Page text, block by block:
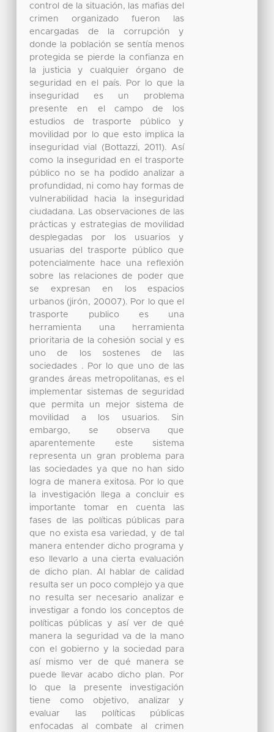
control de la situación, las mafias del
crimen organizado fueron las
encargadas de la corrupción y
donde la población se sentía menos
protegida se pierde la confianza en
la justicia y cualquier órgano de
seguridad en el país. Por lo que la
inseguridad es un problema
presente en el campo de los
estudios de trasporte público y
movilidad por lo que esto implica la
inseguridad vial (Bottazzi, 2011). Así
como la inseguridad en el trasporte
público no se ha podido analizar a
profundidad, ni como hay formas de
vulnerabilidad hacia la inseguridad
ciudadana. Las observaciones de las
prácticas y estrategias de movilidad
desplegadas por los usuarios y
usuarias del trasporte público que
potencialmente hace una reflexión
sobre las relaciones de poder que
se expresan en los espacios
urbanos (jirón, 20007). Por lo que el
trasporte publico es una
herramienta una herramienta
prioritaria de la cohesión social y es
uno de los sostenes de las
sociedades . Por lo que uno de las
grandes áreas metropolitanas, es el
implementar sistemas de seguridad
que permita un mejor sistema de
movilidad a los usuarios. Sin
embargo, se observa que
aparentemente este sistema
representa un gran problema para
las sociedades ya que no han sido
logra de manera exitosa. Por lo que
la investigación llega a concluir es
importante tomar en cuenta las
fases de las políticas públicas para
que no exista esa variedad, y de tal
manera entender dicho programa y
eso llevarlo a una cierta evaluación
de dicho plan. Al hablar de calidad
resulta ser un poco complejo ya que
no resulta ser necesario analizar e
investigar a fondo los conceptos de
políticas públicas y así ver de qué
manera la seguridad va de la mano
con el gobierno y la sociedad para
así mismo ver de qué manera se
puede llevar acabo dicho plan. Por
lo que la presente investigación
tiene como objetivo, analizar y
evaluar las políticas públicas
enfocadas al combate al crimen